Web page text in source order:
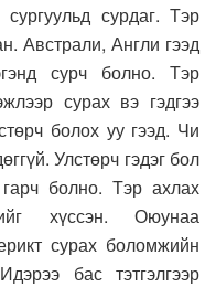
сурдаг. Тэр
Австрали, Англи гээд
сурч болно. Тэр
сурах вэ гэдгээ
болох уу гээд. Чи
Улстөрч гэдэг бол
болно. Тэр ахлах
хүссэн. Оюунаа
сурах боломжийн
бас тэтгэлгээр